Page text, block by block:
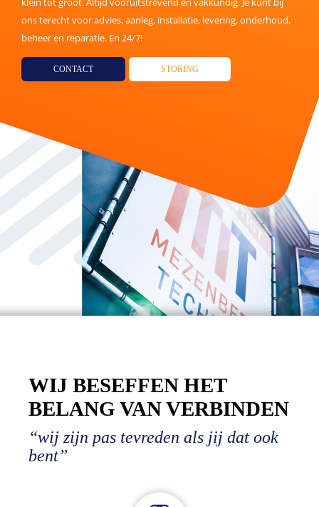
ons terecht voor advies, aanleg, installatie, levering, onderhoud,
beheer en reparatie. En 24/7!
CONTACT STORING
WIJ BESEFFEN HET
BELANG VAN VERBINDEN
“wij zijn pas tevreden als jij dat ook
bent”